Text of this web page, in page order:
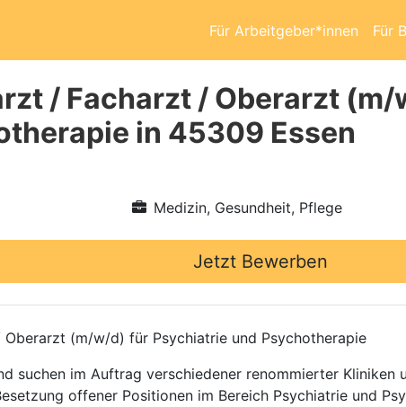
Für Arbeitgeber*innen Für
/ Facharzt / Oberarzt
in 45309 Essen
Medizin, Gesundheit, Pflege
Jetzt Bewerben
(m/w/d) für Psychiatrie und Psychotherapie
suchen im Auftrag verschiedener renommierter Kliniken
offener Positionen im Bereich Psychiatrie und